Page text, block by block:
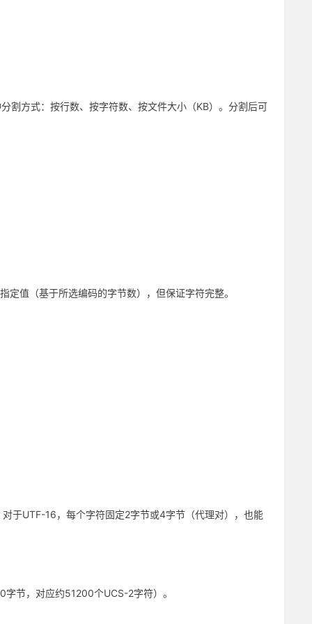
割方式：按行数、按字符数、按文件大小（KB）。分割后可
值（基于所选编码的字节数），但保证字符完整。
于UTF-16，每个字符固定2字节或4字节（代理对），也能
节，对应约51200个UCS-2字符）。